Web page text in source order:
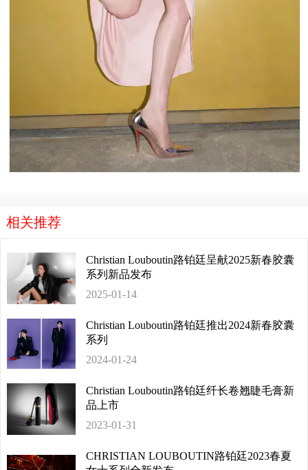
相关推荐
Christian Louboutin路铂廷呈献2025新春胶囊
系列新品发布
2025-01-14
Christian Louboutin路铂廷推出2024新春胶囊
系列
2024-01-24
Christian Louboutin路铂廷纤长卷翘睫毛膏新
品上市
2023-01-31
CHRISTIAN LOUBOUTIN路铂廷2023春夏